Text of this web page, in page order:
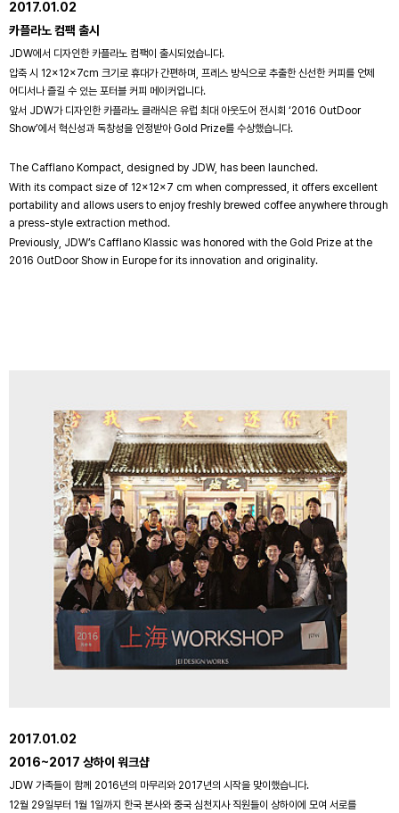
2017.01.02
카플라노 컴팩 출시
JDW에서 디자인한 카플라노 컴팩이 출시되었습니다.
압축 시 12×12×7cm 크기로 휴대가 간편하며, 프레스 방식으로 추출한 신선한 커피를 언제
어디서나 즐길 수 있는 포터블 커피 메이커입니다.
앞서 JDW가 디자인한 카플라노 클래식은 유럽 최대 아웃도어 전시회 ‘2016 OutDoor
Show’에서 혁신성과 독창성을 인정받아 Gold Prize를 수상했습니다.
The Cafflano Kompact, designed by JDW, has been launched.
With its compact size of 12×12×7 cm when compressed, it offers excellent
portability and allows users to enjoy freshly brewed coffee anywhere through
a press-style extraction method.
Previously, JDW’s Cafflano Klassic was honored with the Gold Prize at the
2016 OutDoor Show in Europe for its innovation and originality.
2017.01.02
2016~2017 상하이 워크샵
JDW 가족들이 함께 2016년의 마무리와 2017년의 시작을 맞이했습니다.
12월 29일부터 1월 1일까지 한국 본사와 중국 심천지사 직원들이 상하이에 모여 서로를